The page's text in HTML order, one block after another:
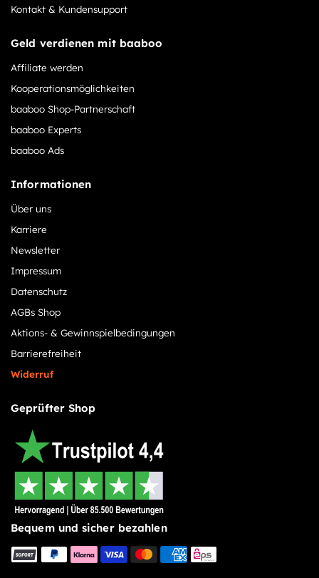
Kontakt & Kundensupport
Geld verdienen mit baaboo
Affiliate werden
Kooperationsmöglichkeiten
baaboo Shop-Partnerschaft
baaboo Experts
baaboo Ads
Informationen
Über uns
Karriere
Newsletter
Impressum
Datenschutz
AGBs Shop
Aktions- & Gewinnspielbedingungen
Barrierefreiheit
Widerruf
Geprüfter Shop
Bequem und sicher bezahlen